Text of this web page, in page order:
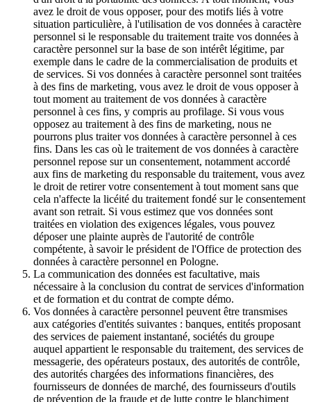
avez le droit de vous opposer, pour des motifs liés à votre
situation particulière, à l'utilisation de vos données à caractère
personnel si le responsable du traitement traite vos données à
caractère personnel sur la base de son intérêt légitime, par
exemple dans le cadre de la commercialisation de produits et
de services. Si vos données à caractère personnel sont traitées
à des fins de marketing, vous avez le droit de vous opposer à
tout moment au traitement de vos données à caractère
personnel à ces fins, y compris au profilage. Si vous vous
opposez au traitement à des fins de marketing, nous ne
pourrons plus traiter vos données à caractère personnel à ces
fins. Dans les cas où le traitement de vos données à caractère
personnel repose sur un consentement, notamment accordé
aux fins de marketing du responsable du traitement, vous avez
le droit de retirer votre consentement à tout moment sans que
cela n'affecte la licéité du traitement fondé sur le consentement
avant son retrait. Si vous estimez que vos données sont
traitées en violation des exigences légales, vous pouvez
déposer une plainte auprès de l'autorité de contrôle
compétente, à savoir le président de l'Office de protection des
données à caractère personnel en Pologne.
La communication des données est facultative, mais
nécessaire à la conclusion du contrat de services d'information
et de formation et du contrat de compte démo.
Vos données à caractère personnel peuvent être transmises
aux catégories d'entités suivantes : banques, entités proposant
des services de paiement instantané, sociétés du groupe
auquel appartient le responsable du traitement, des services de
messagerie, des opérateurs postaux, des autorités de contrôle,
des autorités chargées des informations financières, des
fournisseurs de données de marché, des fournisseurs d'outils
de prévention de la fraude et de lutte contre le blanchiment